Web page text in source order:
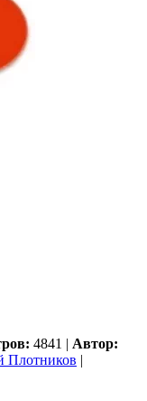
4841 | Автор:
Плотников |